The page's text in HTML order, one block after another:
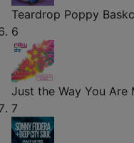
Teardrop Poppy
6
Just the Way You Are
7